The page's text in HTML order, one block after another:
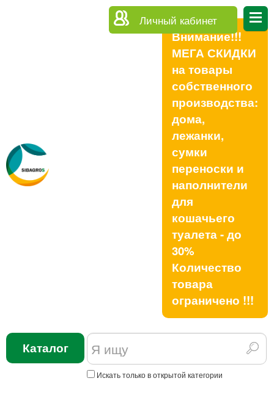
Личный кабинет
Внимание!!!
МЕГА СКИДКИ
на товары
собственного
производства:
дома,
лежанки,
сумки
переноски и
наполнители
для
кошачьего
туалета - до
30%
Количество
товара
ограничено !!!
Каталог
Искать только в открытой категории